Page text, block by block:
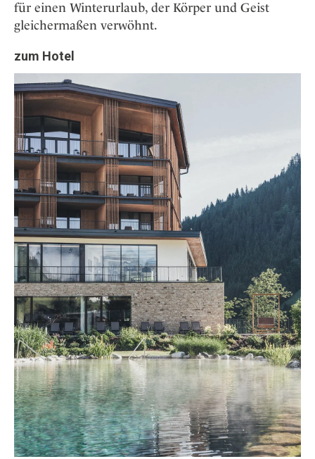
für einen Winterurlaub, der Körper und Geist
gleichermaßen verwöhnt.
zum Hotel